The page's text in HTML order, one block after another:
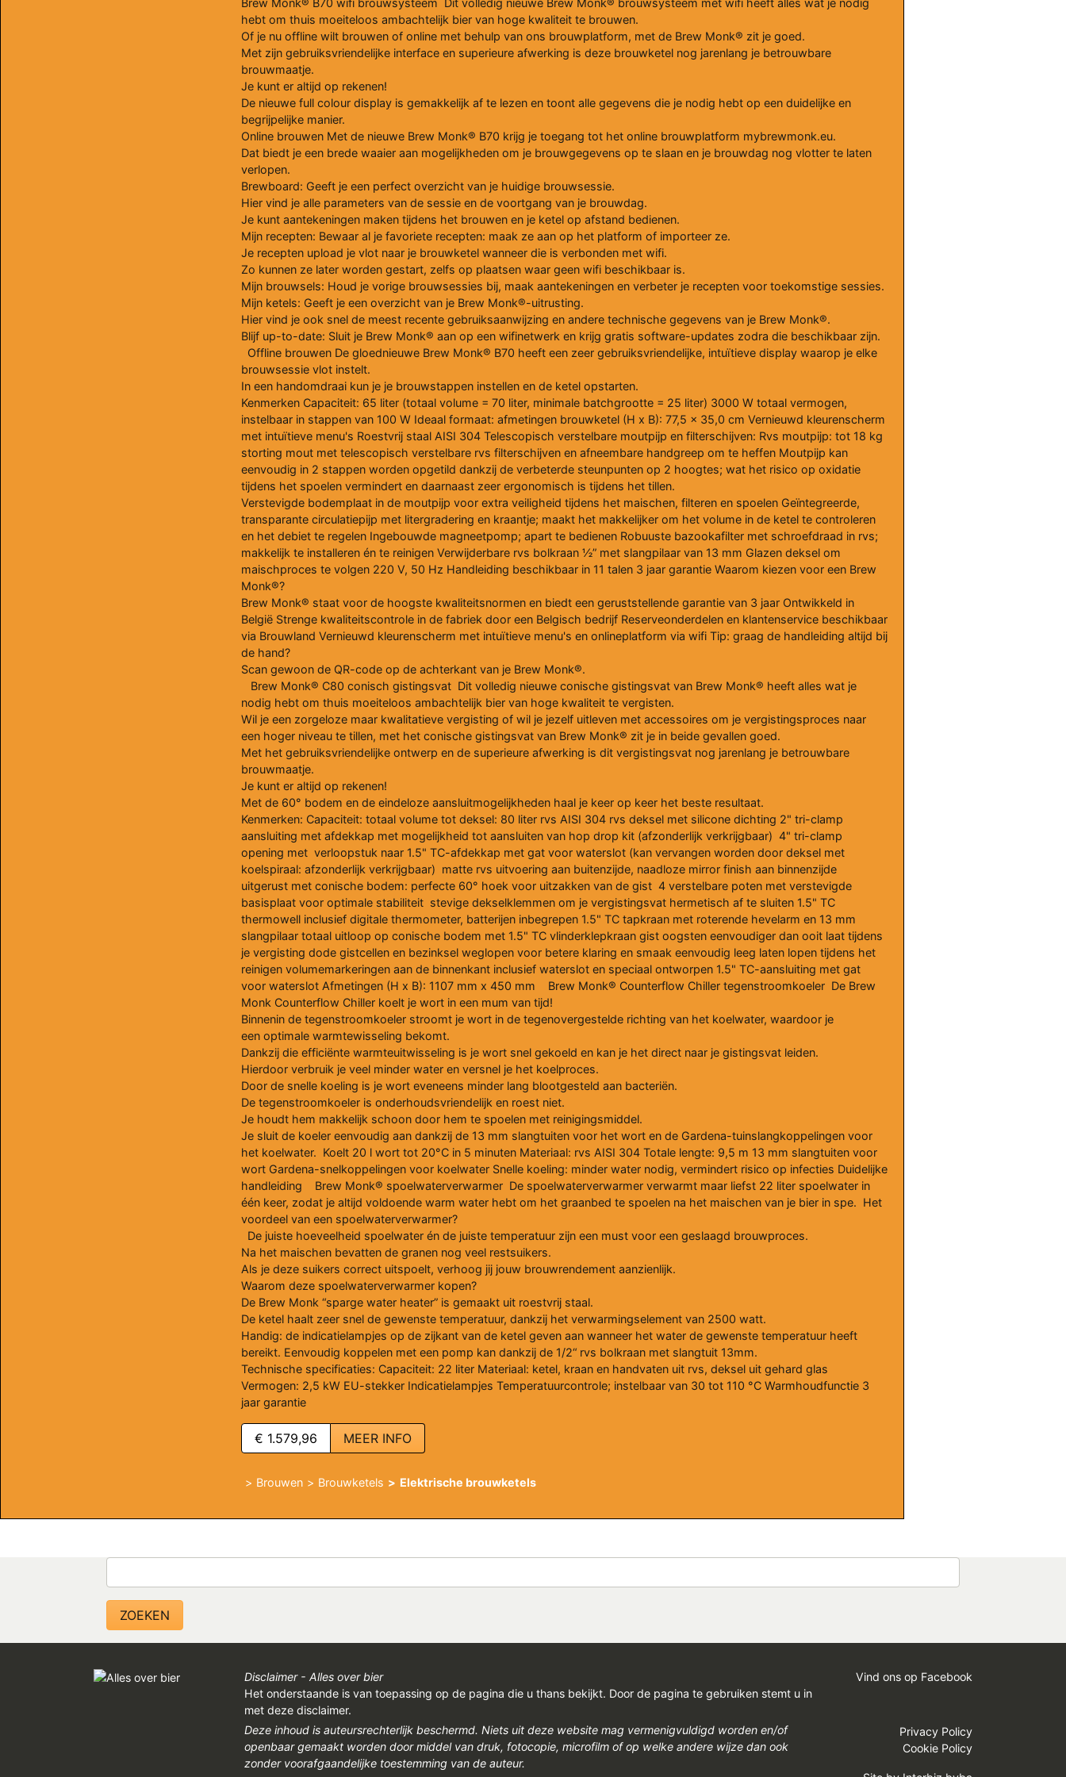
hebt om thuis moeiteloos ambachtelijk bier van hoge kwaliteit te brouwen.
Of je nu offline wilt brouwen of online met behulp van ons brouwplatform, met de Brew Monk® zit je goed.
Met zijn gebruiksvriendelijke interface en superieure afwerking is deze brouwketel nog jarenlang je betrouwbare
brouwmaatje.
Je kunt er altijd op rekenen!
De nieuwe full colour display is gemakkelijk af te lezen en toont alle gegevens die je nodig hebt op een duidelijke en
begrijpelijke manier.
Online brouwen Met de nieuwe Brew Monk® B70 krijg je toegang tot het online brouwplatform mybrewmonk.eu.
Dat biedt je een brede waaier aan mogelijkheden om je brouwgegevens op te slaan en je brouwdag nog vlotter te laten
verlopen.
Brewboard: Geeft je een perfect overzicht van je huidige brouwsessie.
Hier vind je alle parameters van de sessie en de voortgang van je brouwdag.
Je kunt aantekeningen maken tijdens het brouwen en je ketel op afstand bedienen.
Mijn recepten: Bewaar al je favoriete recepten: maak ze aan op het platform of importeer ze.
Je recepten upload je vlot naar je brouwketel wanneer die is verbonden met wifi.
Zo kunnen ze later worden gestart, zelfs op plaatsen waar geen wifi beschikbaar is.
Mijn brouwsels: Houd je vorige brouwsessies bij, maak aantekeningen en verbeter je recepten voor toekomstige sessies.
Mijn ketels: Geeft je een overzicht van je Brew Monk®-uitrusting.
Hier vind je ook snel de meest recente gebruiksaanwijzing en andere technische gegevens van je Brew Monk®.
Blijf up-to-date: Sluit je Brew Monk® aan op een wifinetwerk en krijg gratis software-updates zodra die beschikbaar zijn.
Offline brouwen De gloednieuwe Brew Monk® B70 heeft een zeer gebruiksvriendelijke, intuïtieve display waarop je elke
brouwsessie vlot instelt.
In een handomdraai kun je je brouwstappen instellen en de ketel opstarten.
Kenmerken Capaciteit: 65 liter (totaal volume = 70 liter, minimale batchgrootte = 25 liter) 3000 W totaal vermogen,
instelbaar in stappen van 100 W Ideaal formaat: afmetingen brouwketel (H x B): 77,5 x 35,0 cm Vernieuwd kleurenscherm
met intuïtieve menu's Roestvrij staal AISI 304 Telescopisch verstelbare moutpijp en filterschijven: Rvs moutpijp: tot 18 kg
storting mout met telescopisch verstelbare rvs filterschijven en afneembare handgreep om te heffen Moutpijp kan
eenvoudig in 2 stappen worden opgetild dankzij de verbeterde steunpunten op 2 hoogtes; wat het risico op oxidatie
tijdens het spoelen vermindert en daarnaast zeer ergonomisch is tijdens het tillen.
Verstevigde bodemplaat in de moutpijp voor extra veiligheid tijdens het maischen, filteren en spoelen Geïntegreerde,
transparante circulatiepijp met litergradering en kraantje; maakt het makkelijker om het volume in de ketel te controleren
en het debiet te regelen Ingebouwde magneetpomp; apart te bedienen Robuuste bazookafilter met schroefdraad in rvs;
makkelijk te installeren én te reinigen Verwijderbare rvs bolkraan ½” met slangpilaar van 13 mm Glazen deksel om
maischproces te volgen 220 V, 50 Hz Handleiding beschikbaar in 11 talen 3 jaar garantie Waarom kiezen voor een Brew
Monk®?
Brew Monk® staat voor de hoogste kwaliteitsnormen en biedt een geruststellende garantie van 3 jaar Ontwikkeld in
België Strenge kwaliteitscontrole in de fabriek door een Belgisch bedrijf Reserveonderdelen en klantenservice beschikbaar
via Brouwland Vernieuwd kleurenscherm met intuïtieve menu's en onlineplatform via wifi Tip: graag de handleiding altijd bij
de hand?
Scan gewoon de QR-code op de achterkant van je Brew Monk®.
Brew Monk® C80 conisch gistingsvat Dit volledig nieuwe conische gistingsvat van Brew Monk® heeft alles wat je
nodig hebt om thuis moeiteloos ambachtelijk bier van hoge kwaliteit te vergisten.
Wil je een zorgeloze maar kwalitatieve vergisting of wil je jezelf uitleven met accessoires om je vergistingsproces naar
een hoger niveau te tillen, met het conische gistingsvat van Brew Monk® zit je in beide gevallen goed.
Met het gebruiksvriendelijke ontwerp en de superieure afwerking is dit vergistingsvat nog jarenlang je betrouwbare
brouwmaatje.
Je kunt er altijd op rekenen!
Met de 60° bodem en de eindeloze aansluitmogelijkheden haal je keer op keer het beste resultaat.
Kenmerken: Capaciteit: totaal volume tot deksel: 80 liter rvs AISI 304 rvs deksel met silicone dichting 2" tri-clamp
aansluiting met afdekkap met mogelijkheid tot aansluiten van hop drop kit (afzonderlijk verkrijgbaar) 4" tri-clamp
opening met verloopstuk naar 1.5" TC-afdekkap met gat voor waterslot (kan vervangen worden door deksel met
koelspiraal: afzonderlijk verkrijgbaar) matte rvs uitvoering aan buitenzijde, naadloze mirror finish aan binnenzijde
uitgerust met conische bodem: perfecte 60° hoek voor uitzakken van de gist 4 verstelbare poten met verstevigde
basisplaat voor optimale stabiliteit stevige dekselklemmen om je vergistingsvat hermetisch af te sluiten 1.5" TC
thermowell inclusief digitale thermometer, batterijen inbegrepen 1.5" TC tapkraan met roterende hevelarm en 13 mm
slangpilaar totaal uitloop op conische bodem met 1.5" TC vlinderklepkraan gist oogsten eenvoudiger dan ooit laat tijdens
je vergisting dode gistcellen en bezinksel weglopen voor betere klaring en smaak eenvoudig leeg laten lopen tijdens het
reinigen volumemarkeringen aan de binnenkant inclusief waterslot en speciaal ontworpen 1.5" TC-aansluiting met gat
voor waterslot Afmetingen (H x B): 1107 mm x 450 mm Brew Monk® Counterflow Chiller tegenstroomkoeler De Brew
Monk Counterflow Chiller koelt je wort in een mum van tijd!
Binnenin de tegenstroomkoeler stroomt je wort in de tegenovergestelde richting van het koelwater, waardoor je
een optimale warmtewisseling bekomt.
Dankzij die efficiënte warmteuitwisseling is je wort snel gekoeld en kan je het direct naar je gistingsvat leiden.
Hierdoor verbruik je veel minder water en versnel je het koelproces.
Door de snelle koeling is je wort eveneens minder lang blootgesteld aan bacteriën.
De tegenstroomkoeler is onderhoudsvriendelijk en roest niet.
Je houdt hem makkelijk schoon door hem te spoelen met reinigingsmiddel.
Je sluit de koeler eenvoudig aan dankzij de 13 mm slangtuiten voor het wort en de Gardena-tuinslangkoppelingen voor
het koelwater. Koelt 20 l wort tot 20°C in 5 minuten Materiaal: rvs AISI 304 Totale lengte: 9,5 m 13 mm slangtuiten voor
wort Gardena-snelkoppelingen voor koelwater Snelle koeling: minder water nodig, vermindert risico op infecties Duidelijke
handleiding Brew Monk® spoelwaterverwarmer De spoelwaterverwarmer verwarmt maar liefst 22 liter spoelwater in
één keer, zodat je altijd voldoende warm water hebt om het graanbed te spoelen na het maischen van je bier in spe. Het
voordeel van een spoelwaterverwarmer?
De juiste hoeveelheid spoelwater én de juiste temperatuur zijn een must voor een geslaagd brouwproces.
Na het maischen bevatten de granen nog veel restsuikers.
Als je deze suikers correct uitspoelt, verhoog jij jouw brouwrendement aanzienlijk.
Waarom deze spoelwaterverwarmer kopen?
De Brew Monk “sparge water heater” is gemaakt uit roestvrij staal.
De ketel haalt zeer snel de gewenste temperatuur, dankzij het verwarmingselement van 2500 watt.
Handig: de indicatielampjes op de zijkant van de ketel geven aan wanneer het water de gewenste temperatuur heeft
bereikt. Eenvoudig koppelen met een pomp kan dankzij de 1/2“ rvs bolkraan met slangtuit 13mm.
Technische specificaties: Capaciteit: 22 liter Materiaal: ketel, kraan en handvaten uit rvs, deksel uit gehard glas
Vermogen: 2,5 kW EU-stekker Indicatielampjes Temperatuurcontrole; instelbaar van 30 tot 110 °C Warmhoudfunctie 3
jaar garantie
€ 1.579,96 MEER INFO
Brouwen Brouwketels Elektrische brouwketels
Disclaimer - Alles over bier
Het onderstaande is van toepassing op de pagina die u thans bekijkt. Door de pagina te gebruiken stemt u in
met deze disclaimer.
Deze inhoud is auteursrechterlijk beschermd. Niets uit deze website mag vermenigvuldigd worden en/of
openbaar gemaakt worden door middel van druk, fotocopie, microfilm of op welke andere wijze dan ook
zonder voorafgaandelijke toestemming van de auteur.
Vind ons op Facebook
Privacy Policy
Cookie Policy